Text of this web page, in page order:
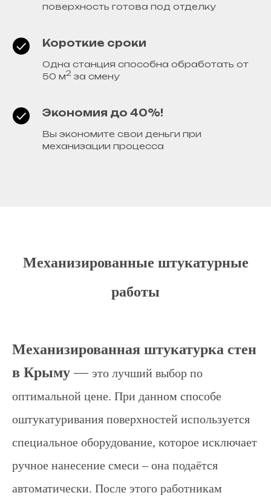
поверхность готова под отделку
Короткие сроки
Одна станция способна обработать от
50 м2 за смену
Экономия до 40%!
Вы экономите свои деньги при
механизации процесса
Механизированные штукатурные
работы
Механизированная штукатурка стен
в Крыму— это лучший выбор по
оптимальной цене. При данном способе
оштукатуривания поверхностей используется
специальное оборудование, которое исключает
ручное нанесение смеси – она подаётся
автоматически. После этого работникам